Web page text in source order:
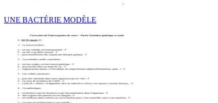
UNE BACTÉRIE MODÈLE